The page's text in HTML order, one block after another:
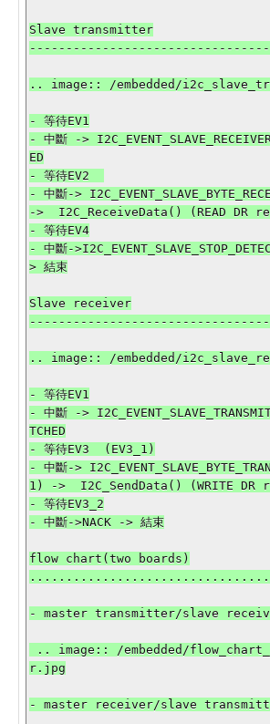
Slave transmitter
.. image:: /embedded/
- 等待EV1
- 中斷 ->
ED
- 等待EV2
- 中斷->
->  I2C_ReceiveData() (READ DR
- 等待EV4
- 中斷-
> 結束
Slave receiver
.. image:: /embedded/
- 等待EV1
- 中斷 ->
TCHED
- 等待EV3  (EV3_1)
- 中斷->
1) ->  I2C_SendData() (WRITE DR
- 等待EV3_2
- 中斷->NACK -> 結束
flow chart(two boards)
- master transmitter/slave
r.jpg
- master receiver/slave